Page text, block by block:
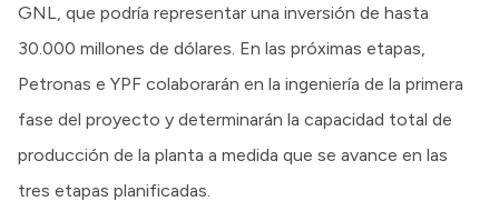
GNL, que podría representar una inversión de hasta
30.000 millones de dólares. En las próximas etapas,
Petronas e YPF colaborarán en la ingeniería de la primera
fase del proyecto y determinarán la capacidad total de
producción de la planta a medida que se avance en las
tres etapas planificadas.